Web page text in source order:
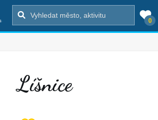
0
Líšnice